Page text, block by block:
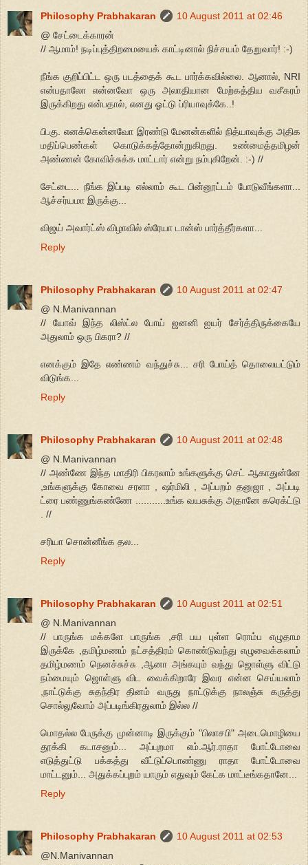
Philosophy Prabhakaran
10 August 2011 at 02:46
@ சேட்டைக்காரன்
// ஆமாம்! நடிப்புத்திறமையைக் காட்டினால் நிச்சயம் தேறுவார்! :-)
நீங்க குறிப்பிட்ட ஒரு படத்தைக் கூட பார்க்கவில்லை. ஆனால், NRI
என்பதாலோ என்னவோ ஒரு அலாதியான மேற்கத்திய வசீகரம்
இருக்கிறது என்பதால், எனது ஓட்டு ப்ரியாவுக்கே..!
பி.கு. எனக்கென்னவோ இரண்டு மேனன்களில் நித்யாவுக்கு அதிக
மதிப்பெண்கள் கொடுக்கத்தோன்றுகிறது. உண்மைத்தமிழன்
அண்ணன் கோவிச்சுக்க மாட்டார் என்று நம்புகிறேன். :-) //
சேட்டை... நீங்க இப்படி எல்லாம் கூட பின்னூட்டம் போடுவீங்களா...
ஆச்சர்யமா இருக்கு...
விஜய் அவார்ட்ஸ் விழாவில் ஸ்ரேயா டான்ஸ் பார்த்தீர்களா...
Reply
Philosophy Prabhakaran
10 August 2011 at 02:47
@ N.Manivannan
// யோவ் இந்த லிஸ்ட்ல போய் ஜனனி ஐயர் சேர்த்திருக்கையே
அதுலாம் ஒரு பிகரா? //
எனக்கும் இதே எண்ணம் வந்துச்சு... சரி போய்த் தொலையட்டும்
விடுங்க...
Reply
Philosophy Prabhakaran
10 August 2011 at 02:48
@ N.Manivannan
// அண்ணே இந்த மாதிரி பிகரலாம் உங்களுக்கு செட் ஆகாதுன்னே
,உங்களுக்கு கோவை சரளா , ஷர்மிலி , அப்பறம் தனுஜா , அப்படி
ட்ரை பண்ணுங்கண்ணே ...........உங்க வயசுக்கு அதானே கரெக்ட்டு
. //
சரியா சொன்னீங்க தல...
Reply
Philosophy Prabhakaran
10 August 2011 at 02:51
@ N.Manivannan
// பாருங்க மக்களே பாருங்க ,சரி பய புள்ள ரொம்ப எழுதாம
இருக்கே ,தமிழ்மணம் நட்சத்திரம் கொண்டுவந்து எழுவைக்கலாம்
தமிழ்மணம் நெனச்சுச்சு ,ஆனா அங்கயும் வந்து ஜொள்ளு விட்டு
நம்மையும் ஜொள்ளு விட வைக்கிறாரே இவர என்ன செய்யலாம்
,நாட்டுக்கு சுதந்திர தினம் வருது நாட்டுக்கு நாலஞ்சு கருத்து
சொல்லுவோம் அப்படிங்கிரதுலாம் இல்ல //
மொதல்ல பேருக்கு முன்னாடி இருக்கும் "பிலாசபி" அடைமொழியை
தூக்கி கடாசனும்... அப்புறமா எம்.ஆர்.ராதா போட்டோவை
எடுத்துட்டு பக்கத்து வீட்டுப்பொண்ணு ராதா போட்டோவை
மாட்டனும்... அதுக்கப்புறம் யாரும் எதுவும் கேட்க மாட்டீங்கதானே...
Reply
Philosophy Prabhakaran
10 August 2011 at 02:53
@N.Manivannan